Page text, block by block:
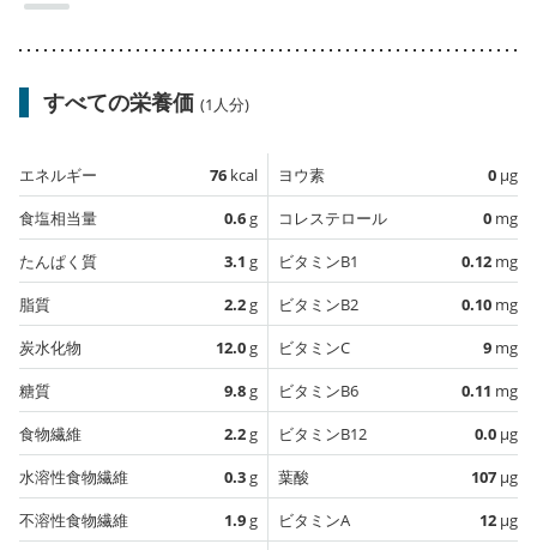
すべての栄養価 (1人分)
エネルギー 76 kcal
食塩相当量
0.6g
たんぱく質
3.1 g
脂質
2.2g
炭水化物
12.0g
糖質
9.8g
食物繊維
2.2g
水溶性食物繊維
0.3g
不溶性食物繊維
1.9g
ヨウ素 0 µg
コレステロール
0 mg
ビタミンB1
0.12 mg
ビタミンB2
0.10 mg
ビタミンC
9 mg
ビタミンB6
0.11 mg
ビタミンB12
0.0 µg
葉酸
107 µg
ビタミンA
12 µg